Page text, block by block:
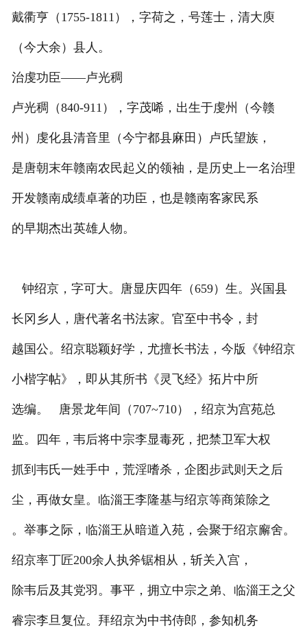
戴衢亨（1755-1811），字荷之，号莲士，清大庾
（今大余）县人。
治虔功臣——卢光稠
卢光稠（840-911），字茂唏，出生于虔州（今赣
州）虔化县清音里（今宁都县麻田）卢氏望族，
是唐朝末年赣南农民起义的领袖，是历史上一名治理
开发赣南成绩卓著的功臣，也是赣南客家民系
的早期杰出英雄人物。
钟绍京，字可大。唐显庆四年（659）生。兴国县
长冈乡人，唐代著名书法家。官至中书令，封
越国公。绍京聪颖好学，尤擅长书法，今版《钟绍京
小楷字帖》，即从其所书《灵飞经》拓片中所
选编。 唐景龙年间（707~710），绍京为宫苑总
监。四年，韦后将中宗李显毒死，把禁卫军大权
抓到韦氏一姓手中，荒淫嗜杀，企图步武则天之后
尘，再做女皇。临淄王李隆基与绍京等商策除之
。举事之际，临淄王从暗道入苑，会聚于绍京廨舍。
绍京率丁匠200余人执斧锯相从，斩关入宫，
除韦后及其党羽。事平，拥立中宗之弟、临淄王之父
睿宗李旦复位。拜绍京为中书侍郎，参知机务